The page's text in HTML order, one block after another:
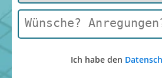
Ich habe den